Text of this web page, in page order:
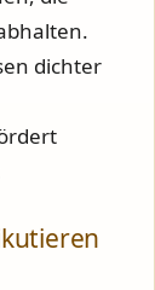
dichter